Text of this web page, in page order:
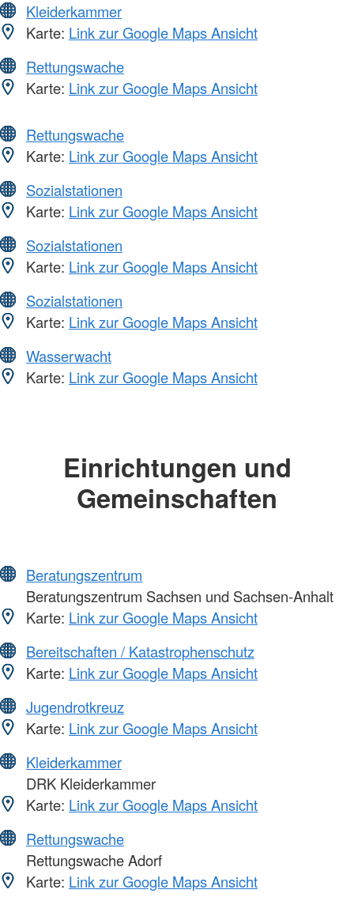
Kleiderkammer
Karte: Link zur Google Maps Ansicht
Rettungswache
Karte: Link zur Google Maps Ansicht
Rettungswache
Karte: Link zur Google Maps Ansicht
Sozialstationen
Karte: Link zur Google Maps Ansicht
Sozialstationen
Karte: Link zur Google Maps Ansicht
Sozialstationen
Karte: Link zur Google Maps Ansicht
Wasserwacht
Karte: Link zur Google Maps Ansicht
Einrichtungen und
Gemeinschaften
Beratungszentrum
Beratungszentrum Sachsen und Sachsen-Anhalt
Karte: Link zur Google Maps Ansicht
Bereitschaften / Katastrophenschutz
Karte: Link zur Google Maps Ansicht
Jugendrotkreuz
Karte: Link zur Google Maps Ansicht
Kleiderkammer
DRK Kleiderkammer
Karte: Link zur Google Maps Ansicht
Rettungswache
Rettungswache Adorf
Karte: Link zur Google Maps Ansicht